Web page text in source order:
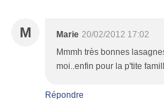
M Marie 20/02/2012 17:02
Mmmh très bonnes
moi..enfin pour la p'tite
Répondre